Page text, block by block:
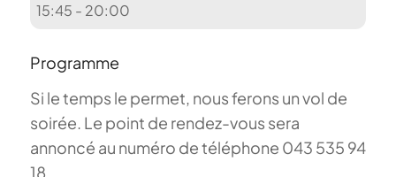
15:45 - 20:00
Programme
Si le temps le permet, nous ferons un vol de
soirée. Le point de rendez-vous sera
annoncé au numéro de téléphone 043 535 94
18.